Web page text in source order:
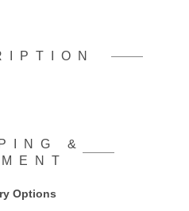
&
Options